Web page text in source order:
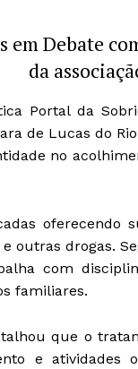
em Debate
da
Portal da
de Lucas do
no
outras drogas.
com
familiares.
que o
e atividades